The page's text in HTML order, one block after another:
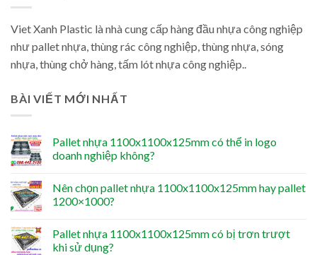
Viet Xanh Plastic là nhà cung cấp hàng đầu nhựa công nghiệp
như pallet nhựa, thùng rác công nghiệp, thùng nhựa, sóng
nhựa, thùng chở hàng, tấm lót nhựa công nghiệp..
BÀI VIẾT MỚI NHẤT
Pallet nhựa 1100x1100x125mm có thể in logo
doanh nghiệp không?
Nên chọn pallet nhựa 1100x1100x125mm hay pallet
1200×1000?
Pallet nhựa 1100x1100x125mm có bị trơn trượt
khi sử dụng?